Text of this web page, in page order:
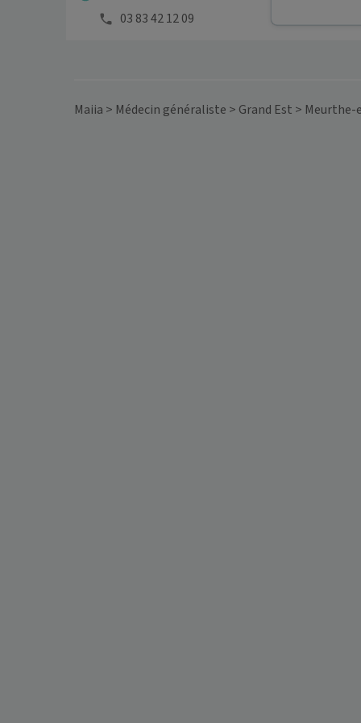
03 83 42 12 09
Maiia > Médecin généraliste > Grand Est >